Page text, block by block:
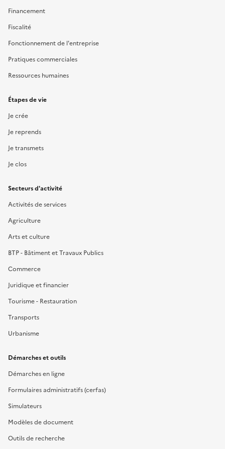
Financement
Fiscalité
Fonctionnement de l'entreprise
Pratiques commerciales
Ressources humaines
Étapes de vie
Je crée
Je reprends
Je transmets
Je clos
Secteurs d'activité
Activités de services
Agriculture
Arts et culture
BTP - Bâtiment et Travaux Publics
Commerce
Juridique et financier
Tourisme - Restauration
Transports
Urbanisme
Démarches et outils
Démarches en ligne
Formulaires administratifs (cerfas)
Simulateurs
Modèles de document
Outils de recherche